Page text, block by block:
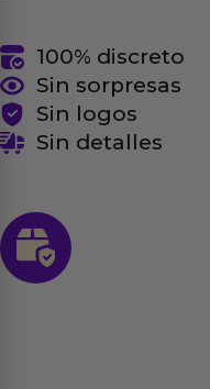
100% discreto
Sin sorpresas
Sin logos
Sin detalles